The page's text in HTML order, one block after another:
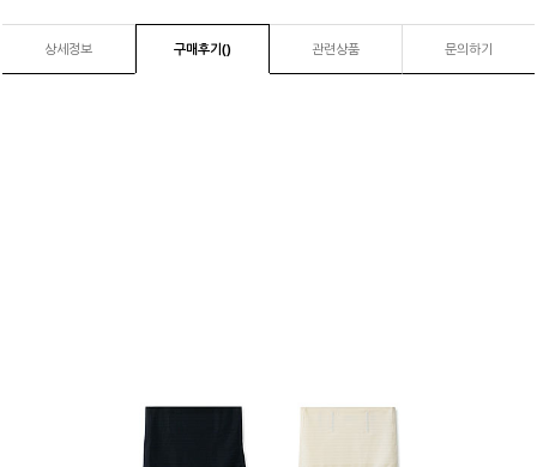
상세정보 구매후기() 관련상품 문의하기